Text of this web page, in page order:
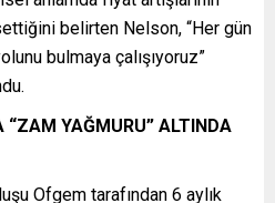
belirten Nelson, “Her gün
bulmaya çalışıyoruz”
“ZAM YAĞMURU” ALTINDA
Ofgem tarafından 6 aylık